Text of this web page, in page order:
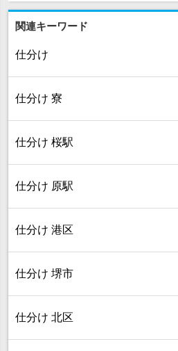
関連キーワード
仕分け
仕分け 寮
仕分け 桜駅
仕分け 原駅
仕分け 港区
仕分け 堺市
仕分け 北区